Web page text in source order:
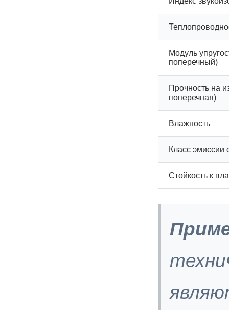
Модуль
поперечный)
Прочность на
поперечная)
Влажность
Класс эмиссии
Стойкость к